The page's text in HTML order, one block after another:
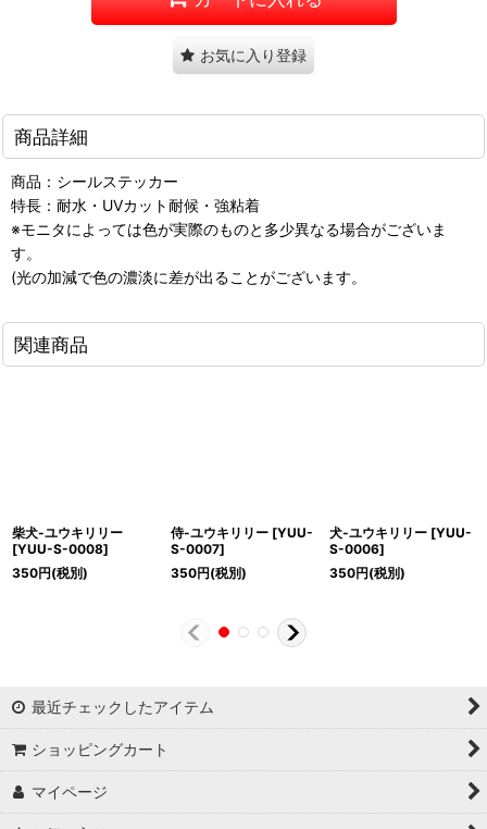
お気に入り登録
商品詳細
商品：シールステッカー
特長：耐水・UVカット耐候・強粘着
※モニタによっては色が実際のものと多少異なる場合がございま
す。
(光の加減で色の濃淡に差が出ることがございます。
関連商品
柴犬-ユウキリリー
[YUU-S-0008]
350円(税別)
侍-ユウキリリー [YUU-
S-0007]
350円(税別)
犬-ユウキリリー [YUU-
S-0006]
350円(税別)
最近チェックしたアイテム
ショッピングカート
マイページ